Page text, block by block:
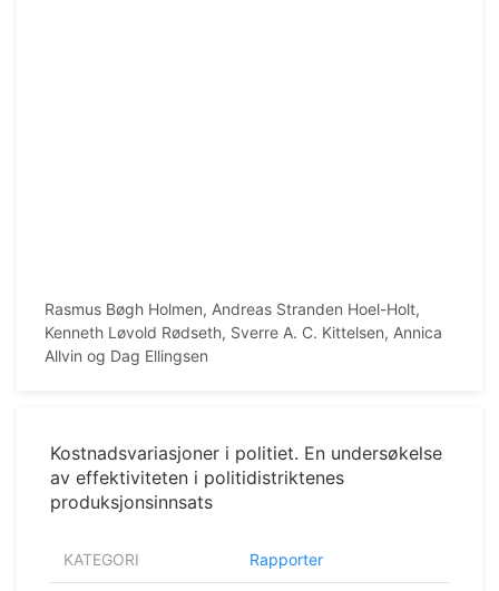
Rasmus Bøgh Holmen, Andreas Stranden Hoel-Holt,
Kenneth Løvold Rødseth, Sverre A. C. Kittelsen, Annica
Allvin og Dag Ellingsen
Kostnadsvariasjoner i politiet. En undersøkelse
av effektiviteten i politidistriktenes
produksjonsinnsats
KATEGORI Rapporter